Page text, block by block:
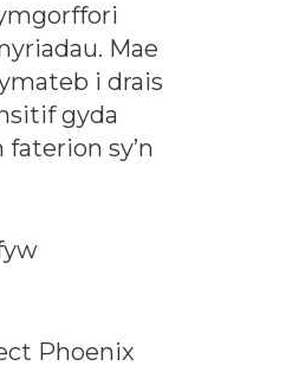
Mae
i drais
gyda
sy’n
Phoenix